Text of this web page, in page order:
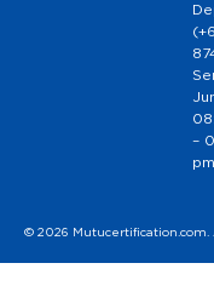
–
pm
© 2026 Mutucertification.com.